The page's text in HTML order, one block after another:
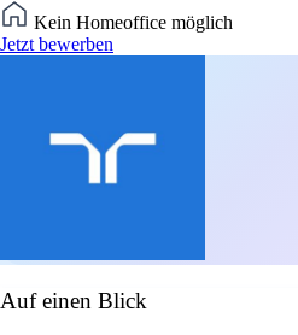
Kein Homeoffice möglich
Jetzt bewerben
Auf einen Blick